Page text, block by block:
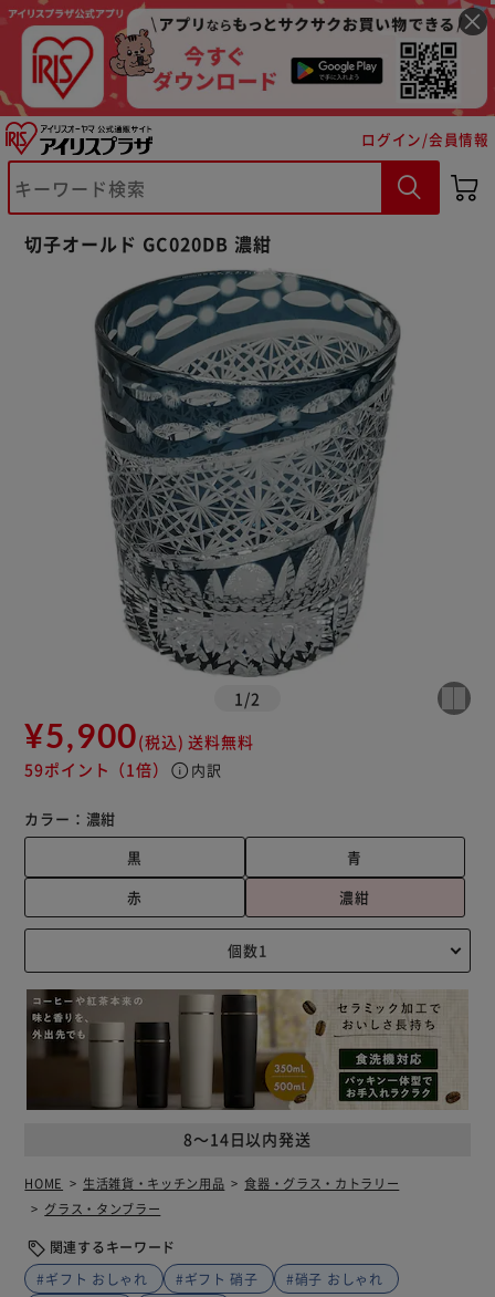
ログイン/会員情報
切子オールド GC020DB 濃紺
1 /2
¥5,900(税込) 送料無料
59ポイント （1倍） info 内訳
カラー： 濃紺
黒
青
赤
濃紺
8～14日以内発送
HOME 生活雑貨・キッチン用品
食器・グラス・カトラリー
グラス・タンブラー
関連するキーワード
#ギフト おしゃれ
#ギフト 硝子
#硝子 おしゃれ
※ご確認ください
カートに入れる 購入手続きへ